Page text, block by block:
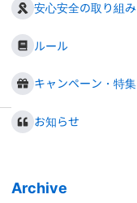
安心安全の取り組み
ルール
キャンペーン・特集
お知らせ
Archive